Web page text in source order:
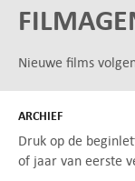
Nieuwe films
ARCHIEF
Druk op de
of jaar van eerste